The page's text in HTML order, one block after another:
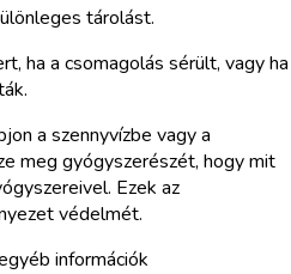
tárolást.
ha a csomagolás sérült, vagy ha
a szennyvízbe vagy a
meg gyógyszerészét, hogy mit
Ezek az
védelmét.
információk